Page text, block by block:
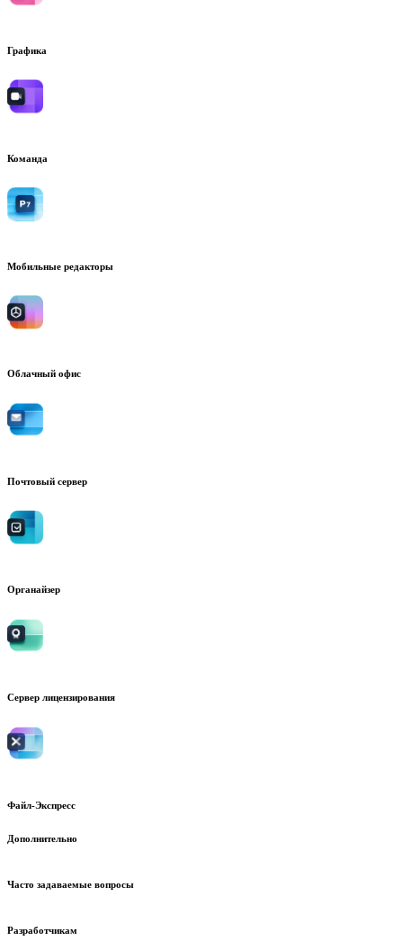
Графика
Команда
Мобильные редакторы
Облачный офис
Почтовый сервер
Органайзер
Сервер лицензирования
Файл-Экспресс
Дополнительно
Часто задаваемые вопросы
Разработчикам